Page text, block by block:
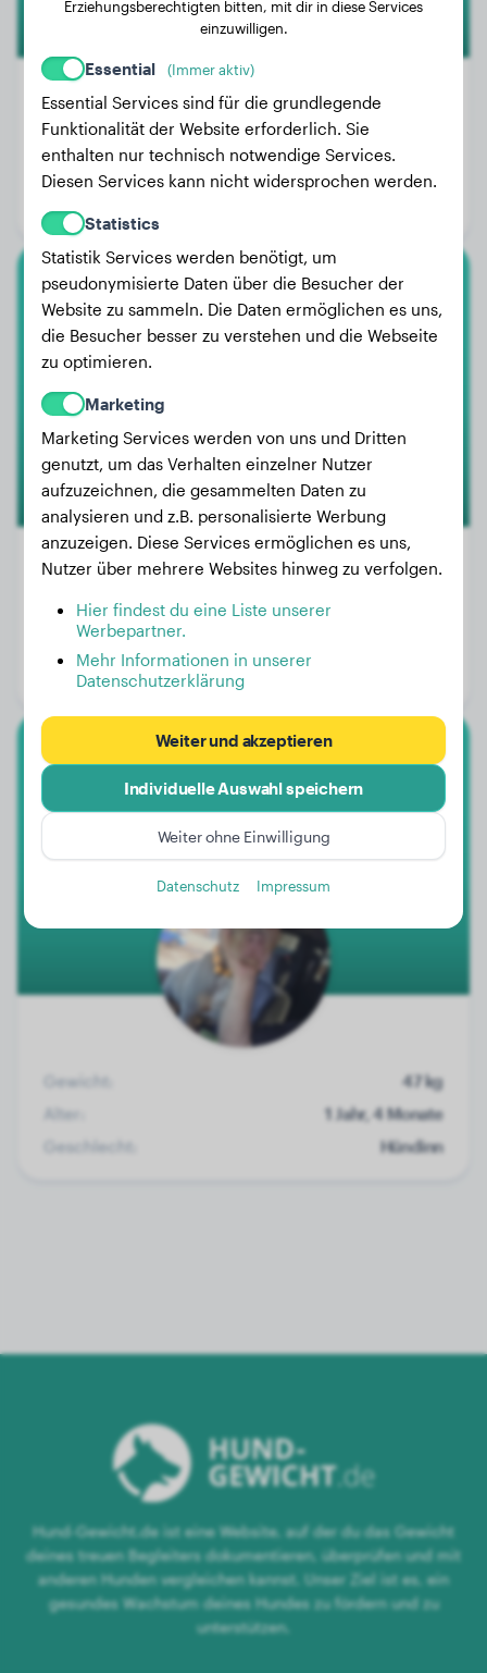
Gewicht:
Alter:
3 Jahre, 9 Monate
Geschlecht:
Shih Tzu
Joy
Gewicht:
Geschlecht:
American Bully Xl
Karma
Gewicht:
47 kg
Alter:
1 Jahr, 4 Monate
Geschlecht:
Hündinn
Hund-Gewicht.de ist eine Website, auf der du das Gewicht
deines treuen Begleiters dokumentieren, überprüfen und mit
anderen Hunden vergleichen kannst. Unser Ziel ist es, ein
gesundes Wachstum deines Hundes zu fördern und zu
unterstützen.
Erziehungsberechtigten bitten, mit dir in diese Services
einzuwilligen.
Essential (Immer aktiv)
Essential Services sind für die grundlegende
Funktionalität der Website erforderlich. Sie
enthalten nur technisch notwendige Services.
Diesen Services kann nicht widersprochen werden.
Statistics
Statistik Services werden benötigt, um
pseudonymisierte Daten über die Besucher der
Website zu sammeln. Die Daten ermöglichen es uns,
die Besucher besser zu verstehen und die Webseite
zu optimieren.
Marketing
Marketing Services werden von uns und Dritten
genutzt, um das Verhalten einzelner Nutzer
aufzuzeichnen, die gesammelten Daten zu
analysieren und z.B. personalisierte Werbung
anzuzeigen. Diese Services ermöglichen es uns,
Nutzer über mehrere Websites hinweg zu verfolgen.
Hier findest du eine Liste unserer
Werbepartner.
Mehr Informationen in unserer
Datenschutzerklärung
Weiter und akzeptieren
Individuelle Auswahl speichern
Weiter ohne Einwilligung
Datenschutz Impressum